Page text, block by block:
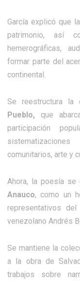
García explicó que
patrimonio, así
hemerográficas,
formar parte del
continental.
Se reestructura la
Pueblo, que
participación
comunitarios, arte y
Ahora, la poesía se
Anauco, como un
representativos
venezolano Andrés
Se mantiene la
a la obra de
trabajos sobre